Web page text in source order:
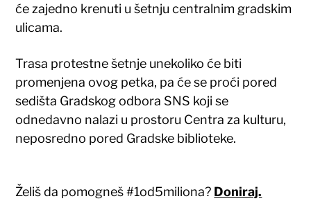
će zajedno krenuti u šetnju centralnim gradskim
ulicama.
Trasa protestne šetnje unekoliko će biti
promenjena ovog petka, pa će se proći pored
sedišta Gradskog odbora SNS koji se
odnedavno nalazi u prostoru Centra za kulturu,
neposredno pored Gradske biblioteke.
Želiš da pomogneš #1od5miliona? Doniraj.